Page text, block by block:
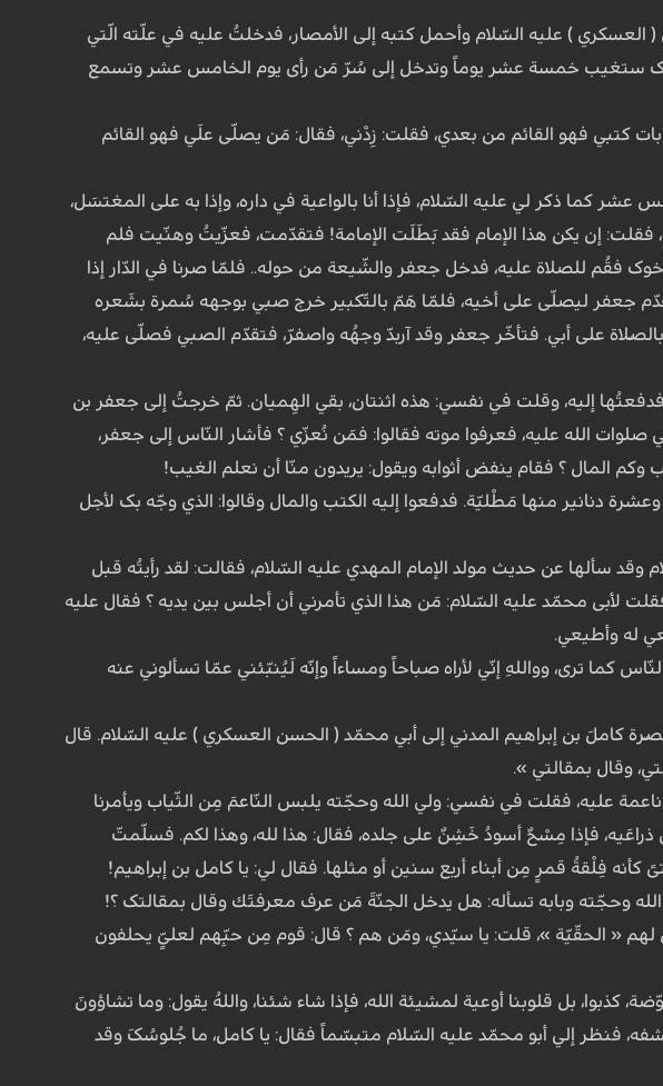
) علیه السّلام وأحمل کتبه إلى الأمصار، فدخلتُ علیه في علّته الّتي
ستغیب خمسة عشر یوماً وتدخل إلى سُرّ مَن رأى یوم الخامس عشر وتسمع
کتبي فهو القائم من بعدي، فقلت: زِدْني، فقال: مَن یصلّی علَي فهو القائم
کما ذکر لي علیه السّلام، فإذا أنا بالواعیة في داره، وإذا به على المغتسَل،
فقلت: إن یکن هذا الإمام فقد بَطَلَت الإمامة! فتقدّمت، فعزّیتُ وهنّیت فلم
فقُم للصلاة علیه، فدخل جعفر والشّیعة من حوله.. فلمّا صرنا في الدّار إذا
جعفر لیصلّی على أخیه، فلمّا هَمّ بالتّکبیر خرج صبي بوجهه سُمرة بشَعره
على أبي. فتأخّر جعفر وقد آربدّ وجهُه واصفرّ، فتقدّم الصبي فصلّى علیه،
إلیه، وقلت في نفسي: هذه اثنتان، بقي الهِمیان. ثمّ خرجتُ إلى جعفر بن
الله علیه، فعرفوا موته فقالوا: فمَن نُعزّي ؟ فأشار النّاس إلى جعفر،
وکم المال ؟ فقام ینفض أثوابه ویقول: یریدون منّا أن نعلم الغیب!
دنانیر منها مَطْلیّة. فدفعوا إلیه الکتب والمال وقالوا: الذي وجّه بک لأجل
سألها عن حدیث مولد الإمام المهدي علیه السّلام، فقالت: لقد رأیتُه قبل
لأبی محمّد علیه السّلام: مَن هذا الذي تأمرني أن أجلس بین یدیه ؟ فقال علیه
له وأطیعي.
کما ترى، وواللهِ إنّي لأراه صباحاً ومساءاً وإنّه لَیُنبّئني عمّا تسألوني عنه
کاملَ بن إبراهیم المدني إلى أبي محمّد ( الحسن العسکري ) علیه السّلام. قال
وقال بمقالتي ».
علیه، فقلت في نفسي: ولي الله وحجّته یلبس النّاعمَ مِن الثّیاب ویأمرنا
فإذا مِسْحٌ أسودُ خَشِنٌ على جلده، فقال: هذا لله، وهذا لکم. فسلّمتّ
فِلْقةُ قمرٍ مِن أبناء أربع سنین أو مثلها. فقال لي: یا کامل بن إبراهیم!
وحجّته وبابه تسأله: هل یدخل الجنّةَ مَن عرف معرفتَك وقال بمقالتک ؟!
لهم « الحقّیّة »، قلت: یا سیّدي، ومَن هم ؟ قال: قوم مِن حبِّهم لعلیٍّ یحلفون
بل قلوبنا أوعیة لمشیئة الله، فإذا شاء شئنا، واللهُ یقول: وما تشاؤونَ
حالته فلم استطع کشفه، فنظر إلي أبو محمّد علیه السّلام متبسّماً فقال: یا کامل، ما جُلوسُکَ وقد